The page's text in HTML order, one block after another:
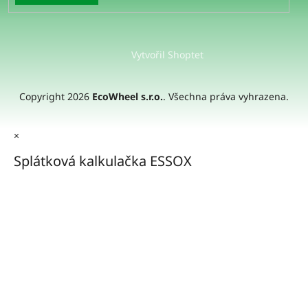
Vytvořil Shoptet
Copyright 2026 EcoWheel s.r.o.. Všechna práva vyhrazena.
×
Splátková kalkulačka ESSOX